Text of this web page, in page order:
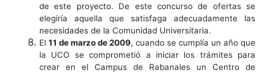
de este proyecto. De este concurso de ofertas se
elegiría aquella que satisfaga adecuadamente las
necesidades de la Comunidad Universitaria.
El 11 de marzo de 2009, cuando se cumplía un año que
la UCO se comprometió a iniciar los trámites para
crear en el Campus de Rabanales un Centro de